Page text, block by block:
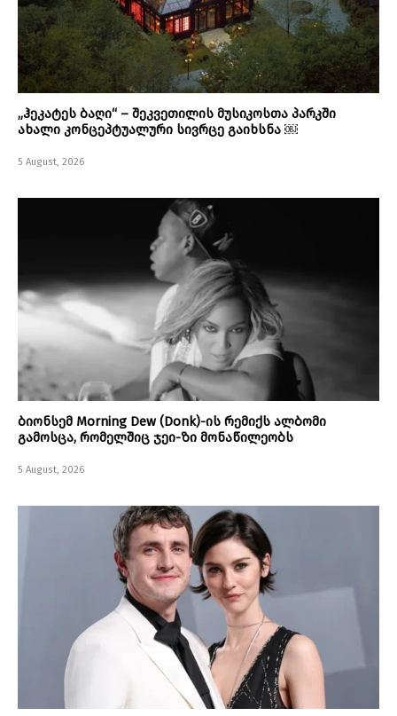
„ჰეკატეს ბაღი“ – შეკვეთილის მუსიკოსთა პარკში
ახალი კონცეპტუალური სივრცე გაიხსნა ￼
5 August, 2026
ბიონსემ Morning Dew (Donk)-ის რემიქს ალბომი
გამოსცა, რომელშიც ჯეი-ზი მონაწილეობს
5 August, 2026